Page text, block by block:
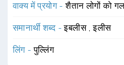
वाक्य में प्रयोग -शैतान लोगों को
समानार्थी शब्द -इबलीस ,इलीस
लिंग -पुल्लिंग